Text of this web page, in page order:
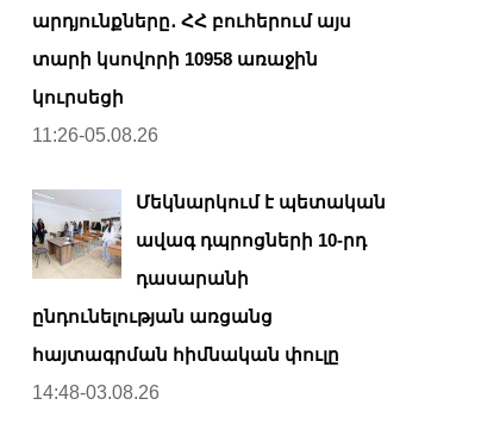
արդյունքները․ ՀՀ բուհերում այս
տարի կսովորի 10958 առաջին
կուրսեցի
11:26-05.08.26
Մեկնարկում է պետական
ավագ դպրոցների 10-րդ
դասարանի
ընդունելության առցանց
հայտագրման հիմնական փուլը
14:48-03.08.26